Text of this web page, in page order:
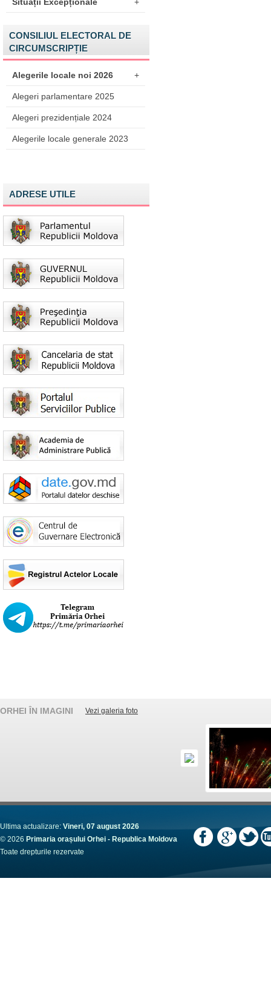
CONSILIUL ELECTORAL DE
CIRCUMSCRIPȚIE
Alegerile locale noi 2026 +
Alegeri parlamentare 2025
Alegeri prezidențiale 2024
Alegerile locale generale 2023
ADRESE UTILE
ORHEI ÎN IMAGINI Vezi galeria foto
Ultima actualizare: Vineri, 07 august 2026
© 2026 Primaria orașului Orhei - Republica Moldova
Toate drepturile rezervate